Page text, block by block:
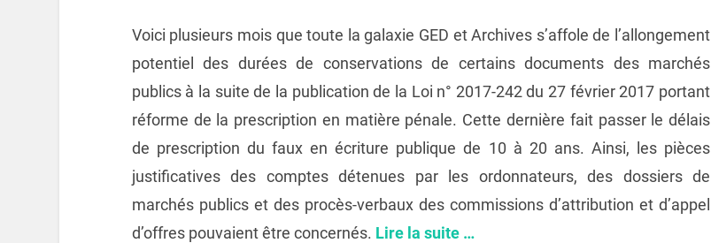
Voici plusieurs mois que toute la galaxie GED et Archives s’affole de l’allongement
potentiel des durées de conservations de certains documents des marchés
publics à la suite de la publication de la Loi n° 2017-242 du 27 février 2017 portant
réforme de la prescription en matière pénale. Cette dernière fait passer le délais
de prescription du faux en écriture publique de 10 à 20 ans. Ainsi, les pièces
justificatives des comptes détenues par les ordonnateurs, des dossiers de
marchés publics et des procès-verbaux des commissions d’attribution et d’appel
d’offres pouvaient être concernés. Lire la suite …